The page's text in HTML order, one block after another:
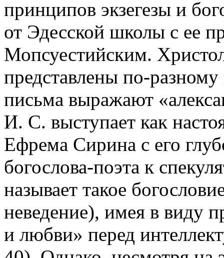
принципов экзегезы и
от Эдесской школы с ее
Мопсуестийским.
представлены по-
письма выражают
И. С. выступает как
Ефрема Сирина с его
богослова-поэта к
называет такое
неведение), имея в виду
и любви» перед